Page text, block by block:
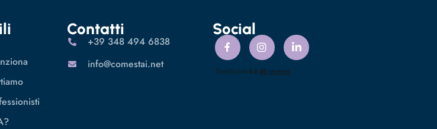
Contatti
‪+39 348 494 6838
info@comestai.net
Social